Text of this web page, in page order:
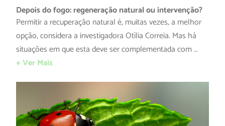
Depois do fogo: regeneração natural ou intervenção?
Permitir a recuperação natural é, muitas vezes, a melhor
opção, considera a investigadora Otília Correia. Mas há
situações em que esta deve ser complementada com …
+ Ver Mais